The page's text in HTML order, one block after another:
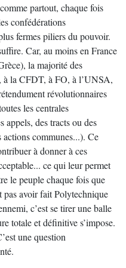
partout, chaque fois
confédérations
fermes piliers du pouvoir.
Car, au moins en France
la majorité des
à la CFDT, à FO, à l’UNSA,
révolutionnaires
les centrales
appels, des tracts ou des
communes...). Ce
à donner à ces
ce qui leur permet
le peuple chaque fois que
pas avoir fait Polytechnique
c’est se tirer une balle
totale et définitive s’impose.
une question